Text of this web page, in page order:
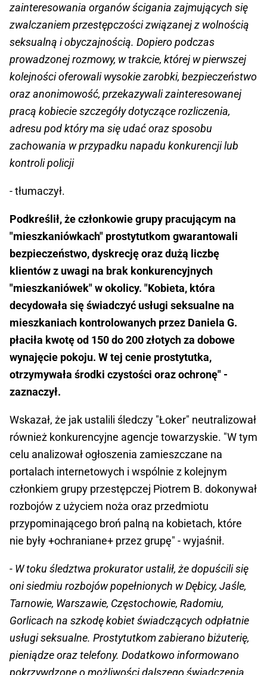
zainteresowania organów ścigania zajmujących się
zwalczaniem przestępczości związanej z wolnością
seksualną i obyczajnością. Dopiero podczas
prowadzonej rozmowy, w trakcie, której w pierwszej
kolejności oferowali wysokie zarobki, bezpieczeństwo
oraz anonimowość, przekazywali zainteresowanej
pracą kobiecie szczegóły dotyczące rozliczenia,
adresu pod który ma się udać oraz sposobu
zachowania w przypadku napadu konkurencji lub
kontroli policji
- tłumaczył.
Podkreślił, że członkowie grupy pracującym na
"mieszkaniówkach" prostytutkom gwarantowali
bezpieczeństwo, dyskrecję oraz dużą liczbę
klientów z uwagi na brak konkurencyjnych
"mieszkaniówek" w okolicy. "Kobieta, która
decydowała się świadczyć usługi seksualne na
mieszkaniach kontrolowanych przez Daniela G.
płaciła kwotę od 150 do 200 złotych za dobowe
wynajęcie pokoju. W tej cenie prostytutka,
otrzymywała środki czystości oraz ochronę" -
zaznaczył.
Wskazał, że jak ustalili śledczy "Łoker" neutralizował
również konkurencyjne agencje towarzyskie. "W tym
celu analizował ogłoszenia zamieszczane na
portalach internetowych i wspólnie z kolejnym
członkiem grupy przestępczej Piotrem B. dokonywał
rozbojów z użyciem noża oraz przedmiotu
przypominającego broń palną na kobietach, które
nie były +ochraniane+ przez grupę" - wyjaśnił.
- W toku śledztwa prokurator ustalił, że dopuścili się
oni siedmiu rozbojów popełnionych w Dębicy, Jaśle,
Tarnowie, Warszawie, Częstochowie, Radomiu,
Gorlicach na szkodę kobiet świadczących odpłatnie
usługi seksualne. Prostytutkom zabierano biżuterię,
pieniądze oraz telefony. Dodatkowo informowano